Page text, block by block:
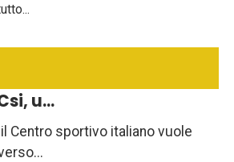
u...
Centro sportivo italiano vuole